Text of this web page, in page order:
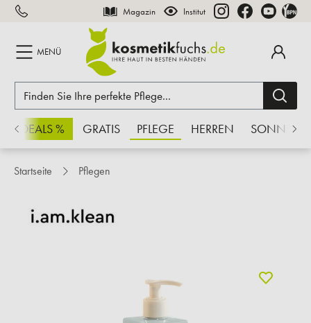
springen Magazin Institut
MENÜ
% GRATIS PFLEGE HERREN SONNE
Startseite Pflegen